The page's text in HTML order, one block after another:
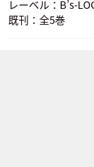
レーベル：B’s-
既刊：全5巻